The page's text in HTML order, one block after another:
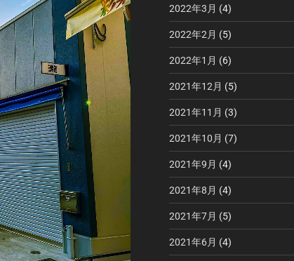
2022年3月 (4)
2022年2月 (5)
2022年1月 (6)
2021年12月 (5)
2021年11月 (3)
2021年10月 (7)
2021年9月 (4)
2021年8月 (4)
2021年7月 (5)
2021年6月 (4)